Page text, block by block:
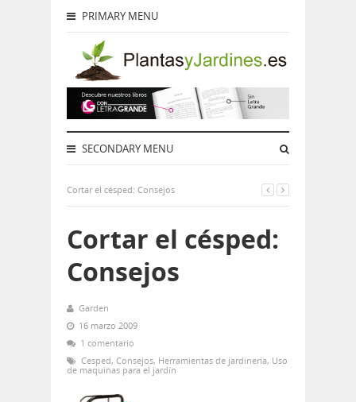
PRIMARY MENU
SECONDARY MENU
Cortar el césped: Consejos
Cortar el césped:
Consejos
Garden
16 marzo 2009
1 comentario
Cesped, Consejos, Herramientas de jardineria, Uso
de maquinas para el jardín